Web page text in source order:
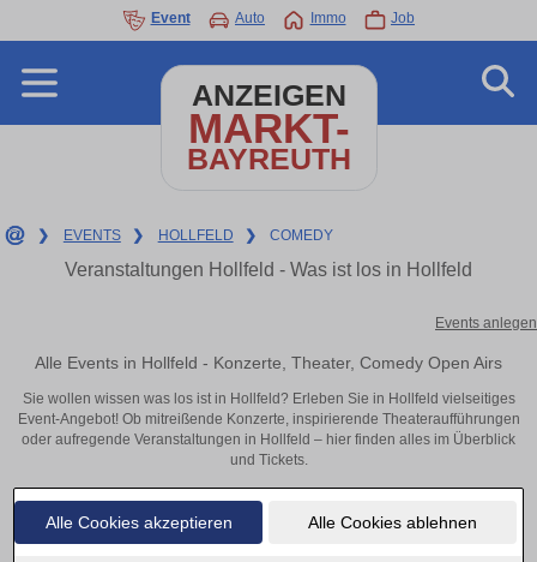
Alle Cookies akzeptieren Alle Cookies ablehnen
Event Auto Immo Job
ANZEIGEN
MARKT-
BAYREUTH
❯ EVENTS ❯ HOLLFELD ❯ COMEDY
Veranstaltungen Hollfeld - Was ist los in Hollfeld
Events anlegen
Alle Events in Hollfeld - Konzerte, Theater, Comedy Open Airs
Sie wollen wissen was los ist in Hollfeld? Erleben Sie in Hollfeld vielseitiges
Event-Angebot! Ob mitreißende Konzerte, inspirierende Theateraufführungen
oder aufregende Veranstaltungen in Hollfeld – hier finden alles im Überblick
und Tickets.